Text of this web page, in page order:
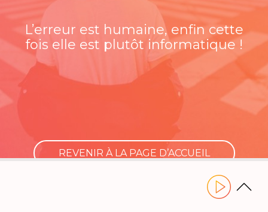
L’erreur est humaine, enfin cette
fois elle est plutôt informatique !
REVENIR À LA PAGE D’ACCUEIL